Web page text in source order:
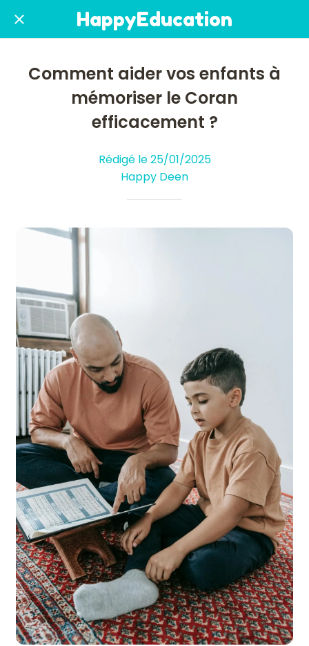
HappyEducation
Comment aider vos enfants à
mémoriser le Coran
efficacement ?
Rédigé le 25/01/2025
Happy Deen